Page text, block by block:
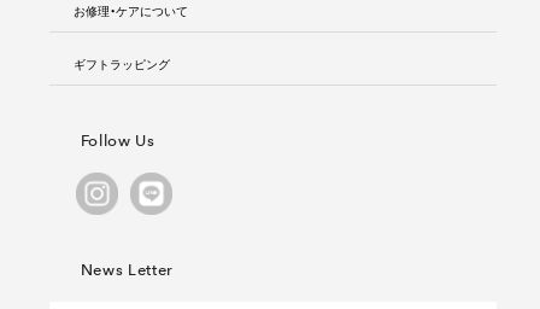
お修理・ケアについて
ギフトラッピング
Follow Us
News Letter